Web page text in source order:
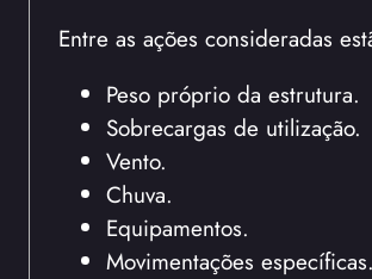
Entre as ações consideradas
Peso próprio da estrutura.
Sobrecargas de utilização.
Vento.
Chuva.
Equipamentos.
Movimentações específicas.